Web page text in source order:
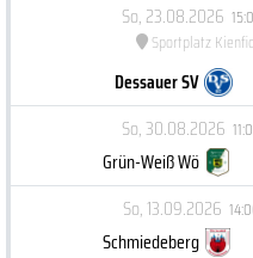
So, 23.08.2026
Sportplatz
Dessauer SV
So, 30.08.2026
Grün-Weiß Wö
So, 13.09.2026
Schmiedeberg